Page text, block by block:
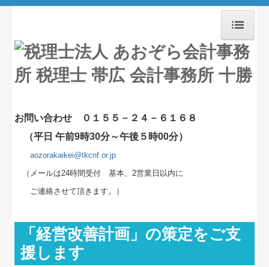
ホーム
あおぞら会計事務所とは？
事務所紹介
相続業務
職員紹介
お問い合わせ ０１５５－２４－６１６８
（平日 午前9時30分～午後５時00分）
aozorakaikei@tkcnf.or.jp
（メールは24時間受付 基本、2営業日以内に
ご連絡させて頂きます。）
「経営改善計画」の策定をご支
援します